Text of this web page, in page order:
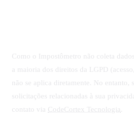
Como o Impostômetro não coleta
a maioria dos direitos da LGPD
não se aplica diretamente. No entanto,
solicitações relacionadas à sua
contato via CodeCortex Tecnologia